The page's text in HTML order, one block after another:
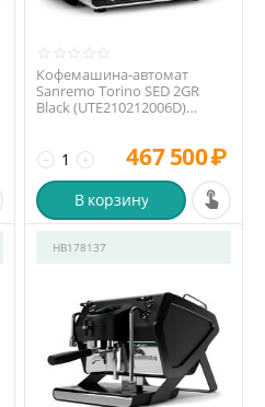
Кофемашина-автомат
Sanremo Torino SED 2GR
Black (UTE210212006D)
+
− 467 500₽
В корзину
HB178137